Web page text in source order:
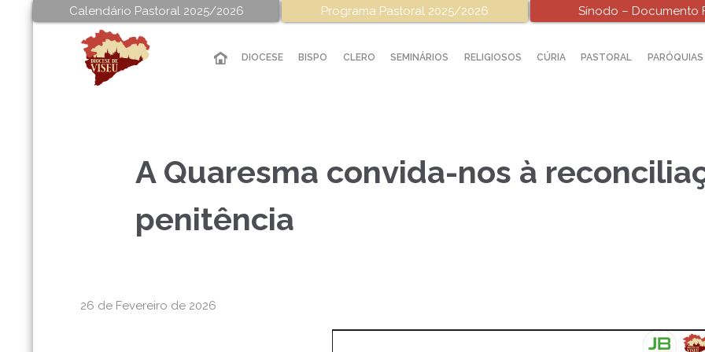
Calendário Pastoral 2025/2026 Programa Pastoral 2025/2026 Sínodo – Documento
DIOCESE BISPO CLERO SEMINÁRIOS RELIGIOSOS CÚRIA PASTORAL PARÓQUIAS
A Quaresma convida-nos à
penitência
26 de Fevereiro de 2026